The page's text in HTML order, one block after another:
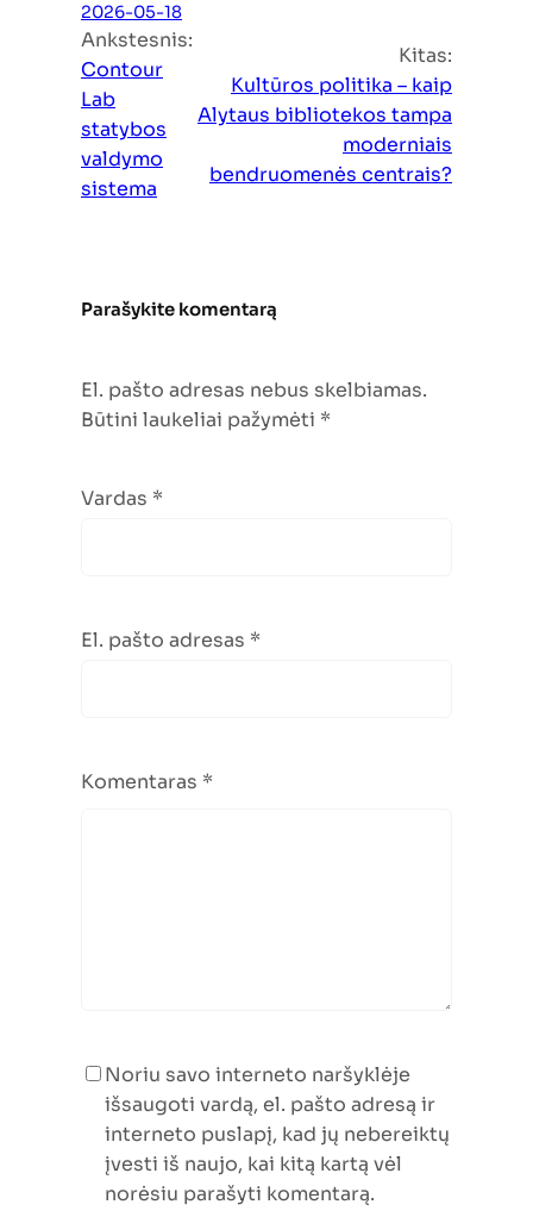
2026-05-18
Ankstesnis:
Contour
Lab
statybos
valdymo
sistema
Kitas:
Kultūros politika – kaip
Alytaus bibliotekos tampa
moderniais
bendruomenės centrais?
Parašykite komentarą
El. pašto adresas nebus skelbiamas.
Būtini laukeliai pažymėti *
Vardas *
El. pašto adresas *
Komentaras *
Noriu savo interneto naršyklėje
išsaugoti vardą, el. pašto adresą ir
interneto puslapį, kad jų nebereiktų
įvesti iš naujo, kai kitą kartą vėl
norėsiu parašyti komentarą.